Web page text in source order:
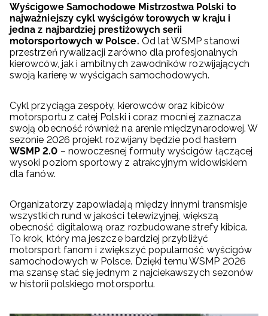
Wyścigowe Samochodowe Mistrzostwa Polski to
najważniejszy cykl wyścigów torowych w kraju i
jedna z najbardziej prestiżowych serii
motorsportowych w Polsce. Od lat WSMP stanowi
przestrzeń rywalizacji zarówno dla profesjonalnych
kierowców, jak i ambitnych zawodników rozwijających
swoją karierę w wyścigach samochodowych.
Cykl przyciąga zespoły, kierowców oraz kibiców
motorsportu z całej Polski i coraz mocniej zaznacza
swoją obecność również na arenie międzynarodowej. W
sezonie 2026 projekt rozwijany będzie pod hasłem
WSMP 2.0 – nowoczesnej formuły wyścigów łączącej
wysoki poziom sportowy z atrakcyjnym widowiskiem
dla fanów.
Organizatorzy zapowiadają między innymi transmisje
wszystkich rund w jakości telewizyjnej, większą
obecność digitalową oraz rozbudowane strefy kibica.
To krok, który ma jeszcze bardziej przybliżyć
motorsport fanom i zwiększyć popularność wyścigów
samochodowych w Polsce. Dzięki temu WSMP 2026
ma szansę stać się jednym z najciekawszych sezonów
w historii polskiego motorsportu.